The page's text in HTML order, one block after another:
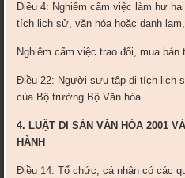
Điều 4: Nghiêm cấm việc làm hư
tích lịch sử, văn hóa hoặc danh
Nghiêm cấm việc trao đổi, mua
Điều 22: Người sưu tập di tích lịch
của Bộ trưởng Bộ Văn hóa.
4. LUẬT DI SẢN VĂN HÓA 2001
HÀNH
Điều 14. Tổ chức, cá nhân có các